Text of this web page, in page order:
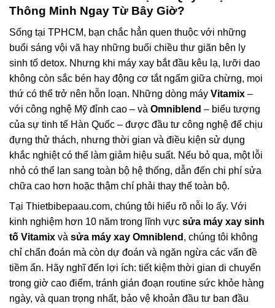
Thông Minh Ngay Từ Bây Giờ?
Sống tại TPHCM, bạn chắc hẳn quen thuộc với những
buổi sáng vội vã hay những buổi chiều thư giãn bên ly
sinh tố detox. Nhưng khi máy xay bắt đầu kêu lạ, lưỡi dao
không còn sắc bén hay động cơ tắt ngấm giữa chừng, mọi
thứ có thể trở nên hỗn loạn. Những dòng máy Vitamix –
với công nghệ Mỹ đỉnh cao – và Omniblend – biểu tượng
của sự tinh tế Hàn Quốc – được đầu tư công nghệ để chịu
đựng thử thách, nhưng thời gian và điều kiện sử dụng
khắc nghiệt có thể làm giảm hiệu suất. Nếu bỏ qua, một lỗi
nhỏ có thể lan sang toàn bộ hệ thống, dẫn đến chi phí sửa
chữa cao hơn hoặc thậm chí phải thay thế toàn bộ.
Tại Thietbibepaau.com, chúng tôi hiểu rõ nỗi lo ấy. Với
kinh nghiệm hơn 10 năm trong lĩnh vực sửa máy xay sinh
tố Vitamix và sửa máy xay Omniblend , chúng tôi không
chỉ chẩn đoán mà còn dự đoán và ngăn ngừa các vấn đề
tiềm ẩn. Hãy nghĩ đến lợi ích: tiết kiệm thời gian di chuyển
trong giờ cao điểm, tránh gián đoạn routine sức khỏe hàng
ngày, và quan trọng nhất, bảo vệ khoản đầu tư ban đầu